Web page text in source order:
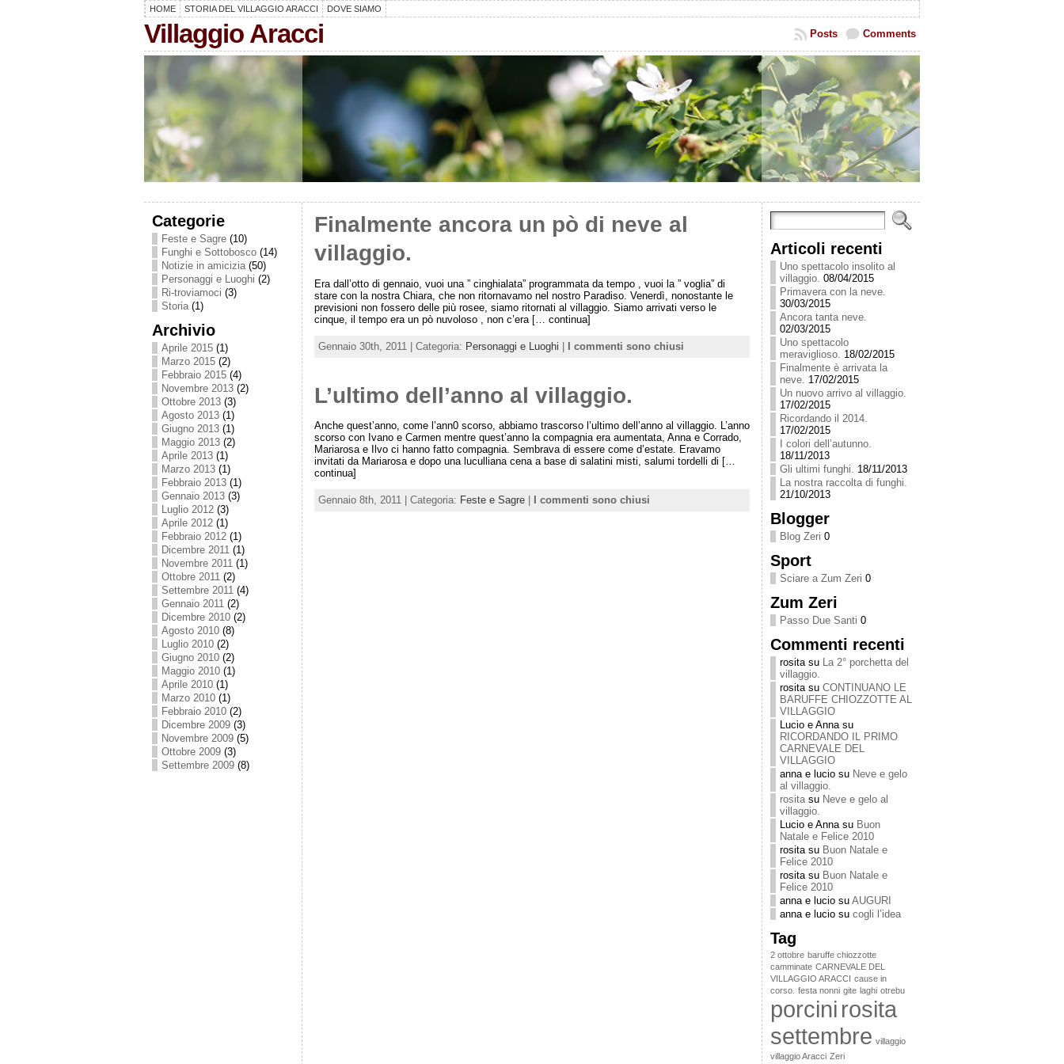
HOME STORIA DEL VILLAGGIO ARACCI DOVE SIAMO
Villaggio Aracci Comments
Posts
Categorie
Feste e Sagre (10)
Funghi e Sottobosco (14)
Notizie in amicizia(50)
Personaggi e Luoghi (2)
Ri-troviamoci (3)
Storia(1)
Archivio
Aprile 2015 (1)
Marzo 2015 (2)
Febbraio 2015 (4)
Novembre 2013 (2)
Ottobre 2013 (3)
Agosto 2013 (1)
Giugno 2013 (1)
Maggio 2013 (2)
Aprile 2013 (1)
Marzo 2013 (1)
Febbraio 2013 (1)
Gennaio 2013 (3)
Luglio 2012 (3)
Aprile 2012 (1)
Febbraio 2012 (1)
Dicembre 2011 (1)
Novembre 2011 (1)
Ottobre 2011 (2)
Settembre 2011 (4)
Gennaio 2011 (2)
Dicembre 2010 (2)
Agosto 2010 (8)
Luglio 2010 (2)
Giugno 2010 (2)
Maggio 2010 (1)
Aprile 2010 (1)
Marzo 2010 (1)
Febbraio 2010 (2)
Dicembre 2009 (3)
Novembre 2009 (5)
Ottobre 2009 (3)
Settembre 2009 (8)
Finalmente ancora un pò di neve al
villaggio.
Era dall’otto di gennaio, vuoi una ” cinghialata” programmata da tempo , vuoi la ” voglia” di
stare con la nostra Chiara, che non ritornavamo nel nostro Paradiso. Venerdì, nonostante le
previsioni non fossero delle più rosee, siamo ritornati al villaggio. Siamo arrivati verso le
cinque, il tempo era un pò nuvoloso , non c’era [… continua]
Gennaio 30th, 2011 | Categoria: Personaggi e Luoghi | I commenti sono chiusi
L’ultimo dell’anno al villaggio.
Anche quest’anno, come l’ann0 scorso, abbiamo trascorso l’ultimo dell’anno al villaggio. L’anno
scorso con Ivano e Carmen mentre quest’anno la compagnia era aumentata, Anna e Corrado,
Mariarosa e Ilvo ci hanno fatto compagnia. Sembrava di essere come d’estate. Eravamo
invitati da Mariarosa e dopo una luculliana cena a base di salatini misti, salumi tordelli di […
continua]
Gennaio 8th, 2011 | Categoria: Feste e Sagre I commenti sono chiusi
Articoli recenti
Uno spettacolo insolito al
villaggio. 08/04/2015
Primavera con la neve.
30/03/2015
Ancora tanta neve.
02/03/2015
Uno spettacolo
meraviglioso. 18/02/2015
Finalmente è arrivata la
neve. 17/02/2015
Un nuovo arrivo al villaggio.
17/02/2015
Ricordando il 2014.
17/02/2015
I colori dell’autunno.
18/11/2013
Gli ultimi funghi. 18/11/2013
La nostra raccolta di funghi.
21/10/2013
Blogger
Blog Zeri 0
Sport
Sciare a Zum Zeri 0
Zum Zeri
Passo Due Santi 0
Commenti recenti
rositasu La 2° porchetta del
villaggio.
rositasu CONTINUANO LE
BARUFFE CHIOZZOTTE AL
VILLAGGIO
Lucio e Annasu
RICORDANDO IL PRIMO
CARNEVALE DEL
VILLAGGIO
anna e lucio su Neve e gelo
al villaggio.
rositasu Neve e gelo al
villaggio.
Lucio e Annasu Buon
Natale e Felice 2010
rositasu Buon Natale e
Felice 2010
rositasu Buon Natale e
Felice 2010
anna e lucio su AUGURI
anna e lucio su cogli l’idea
Tag
2 ottobre baruffe chiozzotte
camminate CARNEVALE DEL
VILLAGGIO ARACCI cause in
corso. festa nonni gite laghi otrebu
porcini rosita
settembre villaggio
villaggio Aracci Zeri